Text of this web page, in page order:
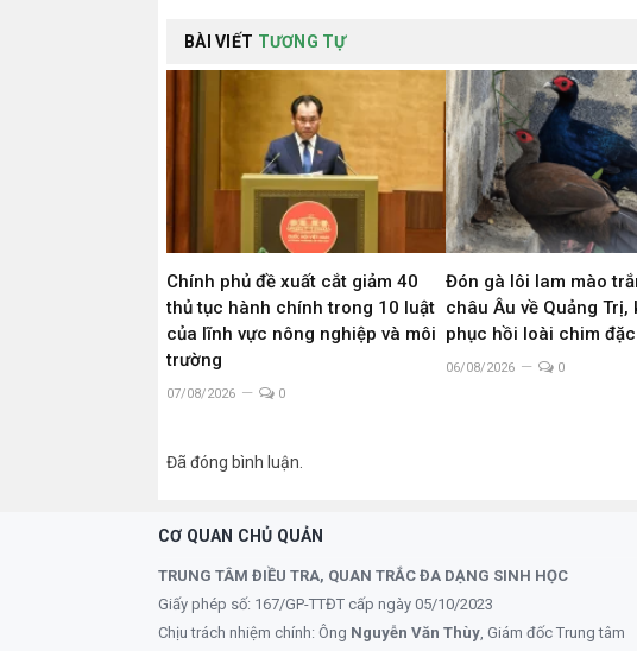
BÀI VIẾT TƯƠNG TỰ
Chính phủ đề xuất cắt giảm 40
thủ tục hành chính trong 10 luật
của lĩnh vực nông nghiệp và môi
trường
07/08/2026 0
Đón gà lôi lam mào
châu Âu về Quảng Trị,
phục hồi loài chim
06/08/2026 0
Đã đóng bình luận.
CƠ QUAN CHỦ QUẢN
TRUNG TÂM ĐIỀU TRA, QUAN TRẮC ĐA DẠNG SINH HỌC
Giấy phép số: 167/GP-TTĐT cấp ngày 05/10/2023
Chịu trách nhiệm chính: Ông Nguyễn Văn Thùy , Giám đốc Trung tâm